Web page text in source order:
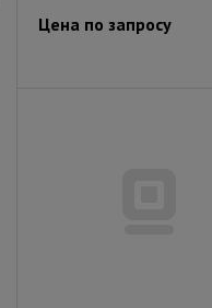
Цена по запросу